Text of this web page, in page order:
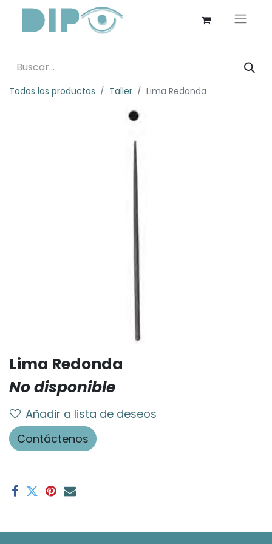
Todos los productos Taller Lima Redonda
Lima Redonda
No disponible
Añadir a lista de deseos
Contáctenos